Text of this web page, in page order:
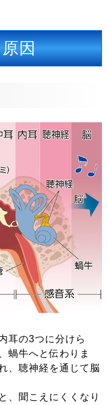
因
耳の3つに分けら
蝸牛へと伝わりま
、聴神経を通じて脳
、聞こえにくくなり